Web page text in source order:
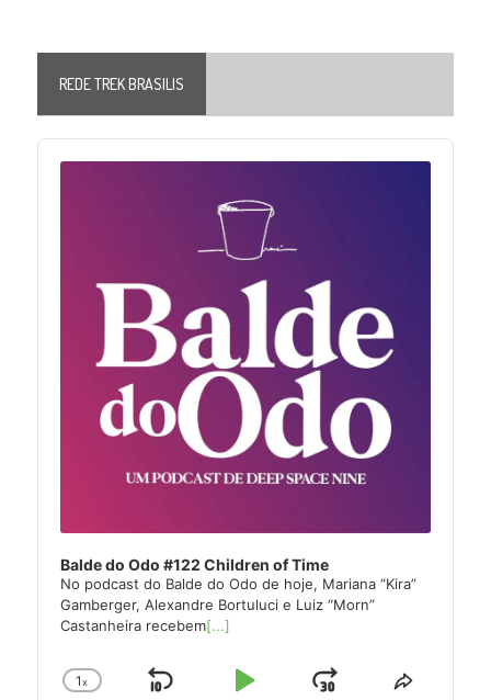
REDE TREK BRASILIS
Audio
Player
Balde do Odo #122 Children of Time
No podcast do Balde do Odo de hoje, Mariana “Kira”
Gamberger, Alexandre Bortuluci e Luiz “Morn”
Castanheira recebem[...]
Change
1x
Share